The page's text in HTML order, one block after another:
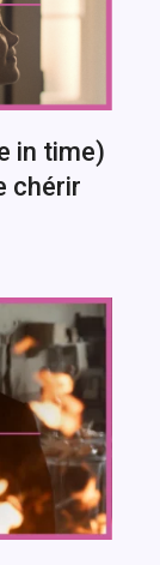
in time)
chérir